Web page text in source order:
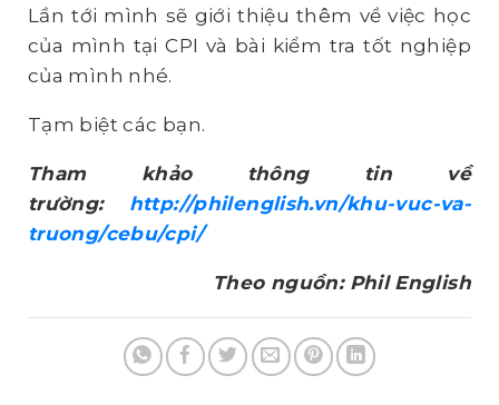
Lần tới mình sẽ giới thiệu thêm về việc học
của mình tại CPI và bài kiểm tra tốt nghiệp
của mình nhé.
Tạm biệt các bạn.
Tham khảo thông tin về
trường: http://philenglish.vn/khu-vuc-va-
truong/cebu/cpi/
Theo nguồn: Phil English